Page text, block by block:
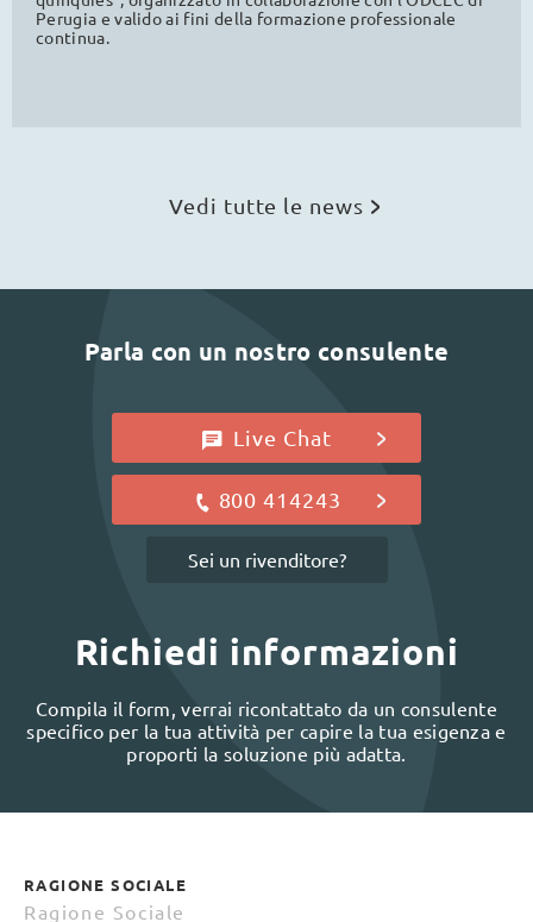
Perugia e valido ai fini della formazione professionale
continua.
Vedi tutte le news
Parla con un nostro consulente
Live Chat
800 414243
Sei un rivenditore?
Richiedi informazioni
Compila il form, verrai ricontattato da un consulente
specifico per la tua attività per capire la tua esigenza e
proporti la soluzione più adatta.
RAGIONE SOCIALE